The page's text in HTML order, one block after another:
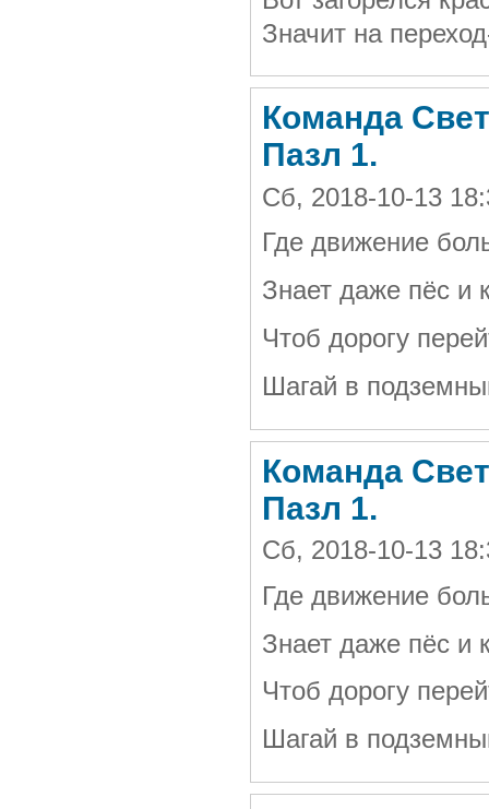
Значит на
Команда
Пазл 1.
Сб, 2018-10-13
Где движение
Знает даже пёс и
Чтоб дорогу
Шагай в
Команда
Пазл 1.
Сб, 2018-10-13
Где движение
Знает даже пёс и
Чтоб дорогу
Шагай в